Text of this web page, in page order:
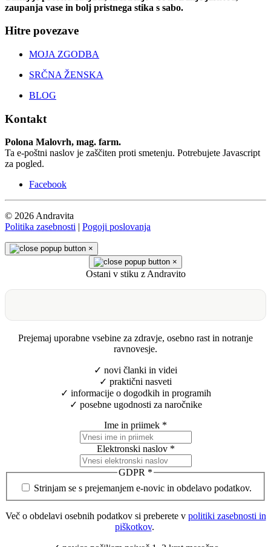
zaupanja vase in bolj pristnega stika s sabo.
Hitre povezave
MOJA ZGODBA
SRČNA ŽENSKA
BLOG
Kontakt
Polona Malovrh, mag. farm.
Ta e-poštni naslov je zaščiten proti smetenju. Potrebujete Javascript
za pogled.
Facebook
© 2026 Andravita
Politika zasebnosti | Pogoji poslovanja
×
×
Ostani v stiku z Andravito
Prejemaj uporabne vsebine za zdravje, osebno rast in notranje
ravnovesje.
✓ novi članki in videi
✓ praktični nasveti
✓ informacije o dogodkih in programih
✓ posebne ugodnosti za naročnike
Ime in priimek *
Elektronski naslov *
GDPR *
Strinjam se s prejemanjem e-novic in obdelavo podatkov.
Več o obdelavi osebnih podatkov si preberete v politiki zasebnosti in
piškotkov.